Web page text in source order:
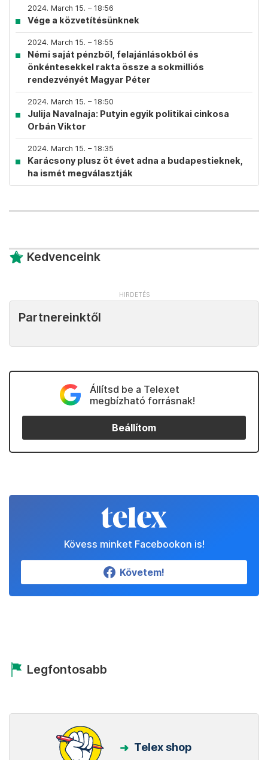
2024. March 15. – 18:56
Vége a közvetítésünknek
2024. March 15. – 18:55
Némi saját pénzből, felajánlásokból és
önkéntesekkel rakta össze a sokmilliós
rendezvényét Magyar Péter
2024. March 15. – 18:50
Julija Navalnaja: Putyin egyik politikai cinkosa
Orbán Viktor
2024. March 15. – 18:35
Karácsony plusz öt évet adna a budapestieknek,
ha ismét megválasztják
Kedvenceink
Partnereinktől
Állítsd be a Telexet
megbízható forrásnak!
Beállítom
Kövess minket Facebookon is!
Követem!
Legfontosabb
Telex shop